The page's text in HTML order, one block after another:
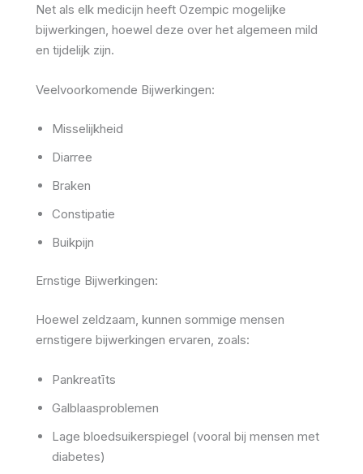
Net als elk medicijn heeft Ozempic mogelijke
bijwerkingen, hoewel deze over het algemeen mild
en tijdelijk zijn.
Veelvoorkomende Bijwerkingen:
Misselijkheid
Diarree
Braken
Constipatie
Buikpijn
Ernstige Bijwerkingen:
Hoewel zeldzaam, kunnen sommige mensen
ernstigere bijwerkingen ervaren, zoals:
Pankreatīts
Galblaasproblemen
Lage bloedsuikerspiegel (vooral bij mensen met
diabetes)